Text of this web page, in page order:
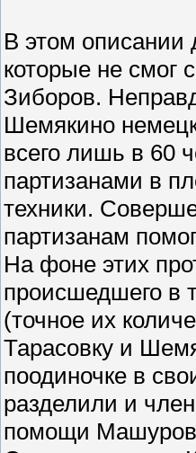
В этом
которые не смог
Зиборов.
Шемякино
всего лишь в 60
партизанами в
техники.
партизанам
На фоне этих
происшедшего в
(точное их
Тарасовку и
поодиночке в
разделили и
помощи